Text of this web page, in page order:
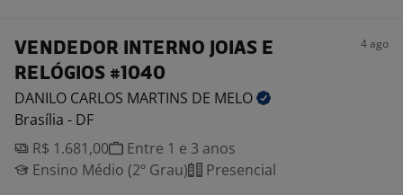
VENDEDOR INTERNO JOIAS E
RELÓGIOS #1040
4 ago
DANILO CARLOS MARTINS DE MELO
Brasília - DF
R$ 1.681,00
Entre 1 e 3 anos
Ensino Médio (2º Grau)
Presencial